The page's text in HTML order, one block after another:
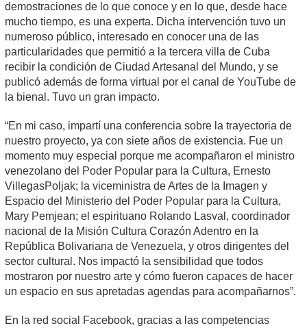
demostraciones de lo que conoce y en lo que, desde hace
mucho tiempo, es una experta. Dicha intervención tuvo un
numeroso público, interesado en conocer una de las
particularidades que permitió a la tercera villa de Cuba
recibir la condición de Ciudad Artesanal del Mundo, y se
publicó además de forma virtual por el canal de YouTube de
la bienal. Tuvo un gran impacto.
“En mi caso, impartí una conferencia sobre la trayectoria de
nuestro proyecto, ya con siete años de existencia. Fue un
momento muy especial porque me acompañaron el ministro
venezolano del Poder Popular para la Cultura, Ernesto
VillegasPoljak; la viceministra de Artes de la Imagen y
Espacio del Ministerio del Poder Popular para la Cultura,
Mary Pemjean; el espirituano Rolando Lasval, coordinador
nacional de la Misión Cultura Corazón Adentro en la
República Bolivariana de Venezuela, y otros dirigentes del
sector cultural. Nos impactó la sensibilidad que todos
mostraron por nuestro arte y cómo fueron capaces de hacer
un espacio en sus apretadas agendas para acompañarnos”.
En la red social Facebook, gracias a las competencias